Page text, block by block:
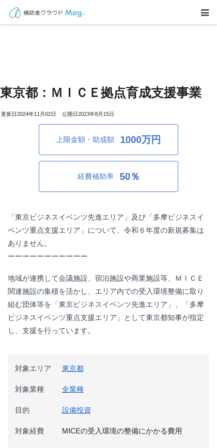
東京都：ＭＩＣＥ拠点育成支援事業
2024年11月02日 2023年8月15日
上限金額・助成額 1000万円
経費補助率 50％
「東京ビジネスイベンツ先進エリア」及び「多摩ビジネスイ
ベンツ重点支援エリア」について、令和６年度の新規募集は
ありません。
ーーーーーーーーーーー
地域が連携して会議施設、宿泊施設や商業施設等、ＭＩＣＥ
関連施設の集積を活かし、エリア内での受入環境整備に取り
組む団体等を 「東京ビジネスイベンツ先進エリア」
「多摩
ビジネスイベンツ重点支援エリア」
として東京都知事が指定
し、支援を行っています。
対象エリア 東京都
対象業種 全業種
目的 設備投資
対象経費 MICEの受入環境の整備にかかる費用